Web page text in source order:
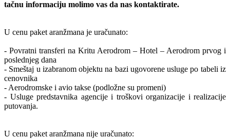
tačnu informaciju molimo vas da nas kontaktirate.
U cenu paket aranžmana je uračunato:
- Povratni transferi na Kritu Aerodrom – Hotel – Aerodrom prvog i
poslednjeg dana
- Smeštaj u izabranom objektu na bazi ugovorene usluge po tabeli iz
cenovnika
- Aerodromske i avio takse (podložne su promeni)
- Usluge predstavnika agencije i troškovi organizacije i realizacije
putovanja.
U cenu paket aranžmana nije uračunato: